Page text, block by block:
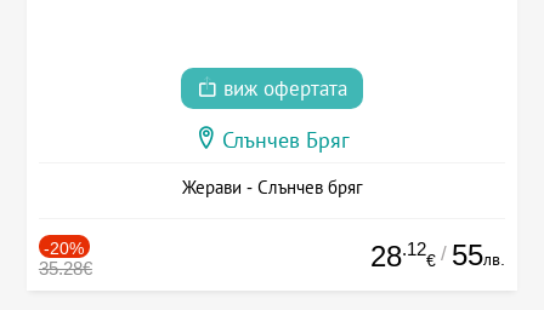
виж офертата
Слънчев Бряг
Жерави - Слънчев бряг
-20%
35.28€ 28.12
€ / 55лв.